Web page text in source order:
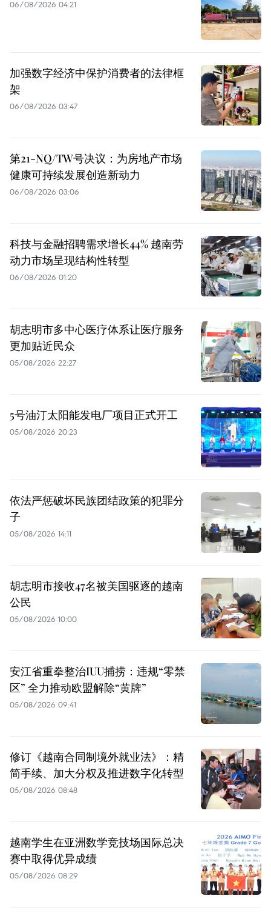
06/08/2026 04:21
加强数字经济中保护消费者的法律框
架
06/08/2026 03:47
第21-NQ/TW号决议：为房地产市场
健康可持续发展创造新动力
06/08/2026 03:06
科技与金融招聘需求增长44% 越南劳
动力市场呈现结构性转型
06/08/2026 01:20
胡志明市多中心医疗体系让医疗服务
更加贴近民众
05/08/2026 22:27
5号油汀太阳能发电厂项目正式开工
05/08/2026 20:23
依法严惩破坏民族团结政策的犯罪分
子
05/08/2026 14:11
胡志明市接收47名被美国驱逐的越南
公民
05/08/2026 10:00
安江省重拳整治IUU捕捞：违规“零禁
区” 全力推动欧盟解除“黄牌”
05/08/2026 09:41
修订《越南合同制境外就业法》：精
简手续、加大分权及推进数字化转型
05/08/2026 08:48
越南学生在亚洲数学竞技场国际总决
赛中取得优异成绩
05/08/2026 08:29